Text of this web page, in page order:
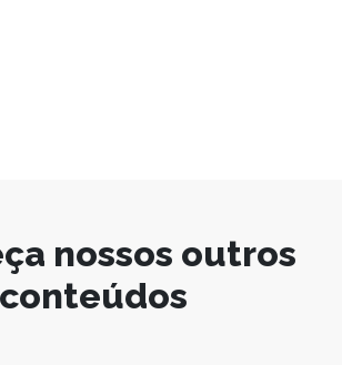
nossos outros
conteúdos